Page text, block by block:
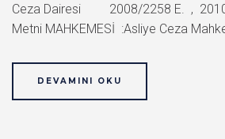
Ceza Dairesi 2008/2258 E. ,
Metni MAHKEMESİ :Asliye Ceza
DEVAMINI OKU